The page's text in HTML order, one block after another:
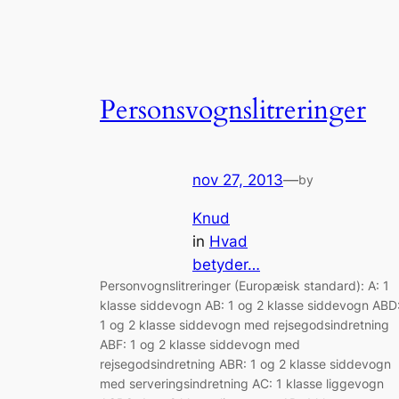
Personsvognslitreringer
nov 27, 2013—by
Knud
in Hvad
betyder…
Personvognslitreringer (Europæisk standard): A: 1
klasse siddevogn AB: 1 og 2 klasse siddevogn
1 og 2 klasse siddevogn med rejsegodsindretning
ABF: 1 og 2 klasse siddevogn med
rejsegodsindretning ABR: 1 og 2 klasse siddevogn
med serveringsindretning AC: 1 klasse liggevogn